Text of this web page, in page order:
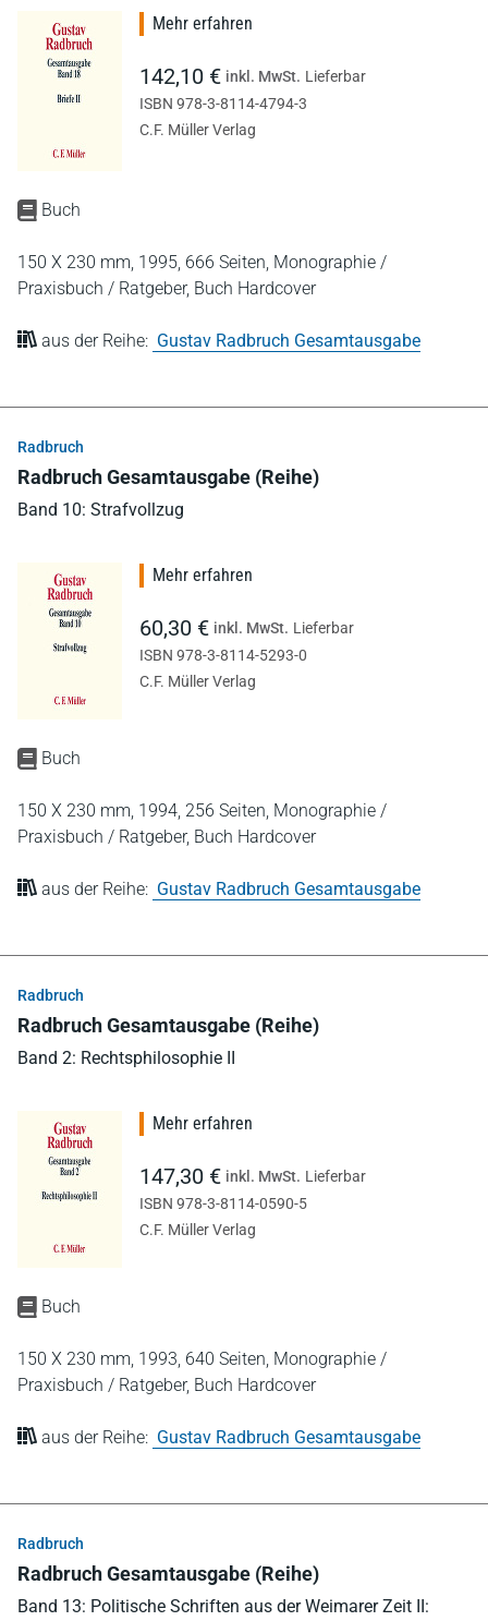
Buch
150 X 230 mm, 1995, 666 Seiten, Monographie /
Praxisbuch / Ratgeber, Buch Hardcover
aus der Reihe: Gustav Radbruch Gesamtausgabe
Mehr erfahren
142,10 € inkl. MwSt. Lieferbar
ISBN 978-3-8114-4794-3
C.F. Müller Verlag
Radbruch
Radbruch Gesamtausgabe (Reihe)
Band 10: Strafvollzug
Buch
150 X 230 mm, 1994, 256 Seiten, Monographie /
Praxisbuch / Ratgeber, Buch Hardcover
aus der Reihe: Gustav Radbruch Gesamtausgabe
Mehr erfahren
60,30 € inkl. MwSt. Lieferbar
ISBN 978-3-8114-5293-0
C.F. Müller Verlag
Radbruch
Radbruch Gesamtausgabe (Reihe)
Band 2: Rechtsphilosophie II
Buch
150 X 230 mm, 1993, 640 Seiten, Monographie /
Praxisbuch / Ratgeber, Buch Hardcover
aus der Reihe: Gustav Radbruch Gesamtausgabe
Mehr erfahren
147,30 € inkl. MwSt. Lieferbar
ISBN 978-3-8114-0590-5
C.F. Müller Verlag
Radbruch
Radbruch Gesamtausgabe (Reihe)
Band 13: Politische Schriften aus der Weimarer Zeit II: